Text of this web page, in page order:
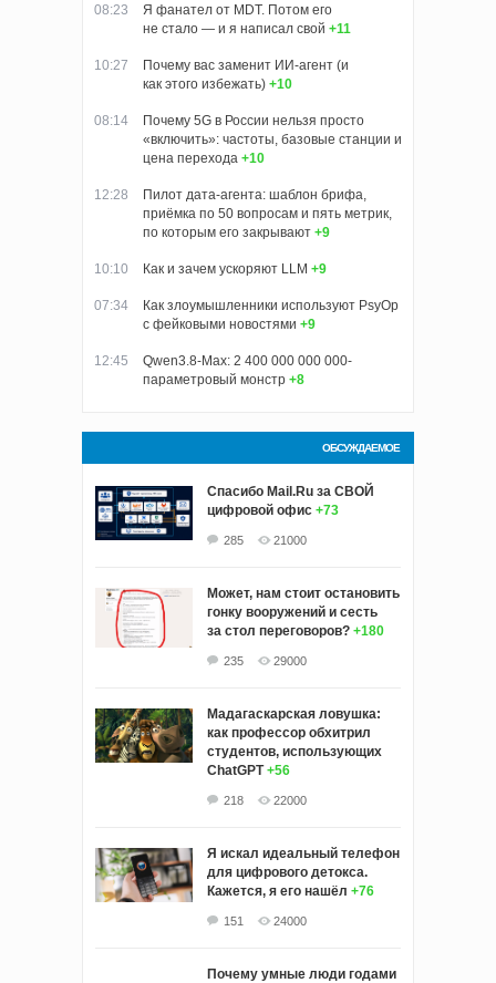
08:23
Я фанател от MDT. Потом его
не стало — и я написал свой +11
10:27
Почему вас заменит ИИ‑агент (и
как этого избежать) +10
08:14
Почему 5G в России нельзя просто
«включить»: частоты, базовые станции и
цена перехода +10
12:28
Пилот дата-агента: шаблон брифа,
приёмка по 50 вопросам и пять метрик,
по которым его закрывают +9
10:10 Как и зачем ускоряют LLM +9
07:34
Как злоумышленники используют PsyOp
с фейковыми новостями +9
12:45
Qwen3.8-Max: 2 400 000 000 000-
параметровый монстр +8
ОБСУЖДАЕМОЕ
Спасибо Mail.Ru за СВОЙ
цифровой офис +73
285 21000
Может, нам стоит остановить
гонку вооружений и сесть
за стол переговоров? +180
235 29000
Мадагаскарская ловушка:
как профессор обхитрил
студентов, использующих
ChatGPT +56
218 22000
Я искал идеальный телефон
для цифрового детокса.
Кажется, я его нашёл +76
151 24000
Почему умные люди годами